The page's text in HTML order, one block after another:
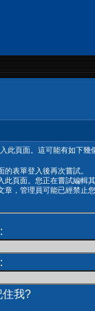
此頁面。這可能有如下幾
的表單登入後再次嘗試。
此頁面。您正在嘗試編輯
章，管理員可能已經禁止
住我?